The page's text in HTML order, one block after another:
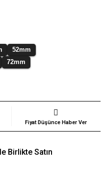
52mm
72mm
Fiyat Düşünce Haber Ver
Birlikte Satın